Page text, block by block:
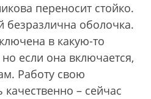
переносит стойко.
оболочка.
в какую-то
если она включается,
Работу свою
качественно – сейчас